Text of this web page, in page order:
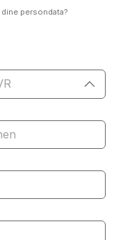
persondata?